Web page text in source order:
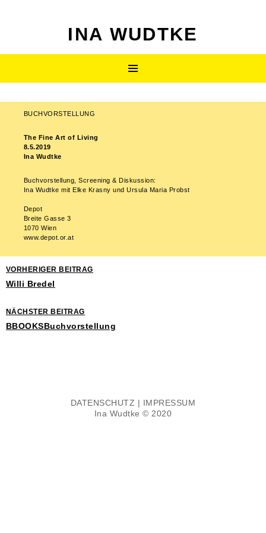
INA WUDTKE
ZUM
SPRINGEN
BUCHVORSTELLUNG
The Fine Art of Living
8.5.2019
Ina Wudtke
Buchvorstellung, Screening & Diskussion:
Ina Wudtke mit Elke Krasny und Ursula Maria Probst
Depot
Breite Gasse 3
1070 Wien
www.depot.or.at
VORHERIGER BEITRAG
Willi Bredel
NÄCHSTER BEITRAG
BBOOKSBuchvorstellung
DATENSCHUTZ | IMPRESSUM
Ina Wudtke © 2020